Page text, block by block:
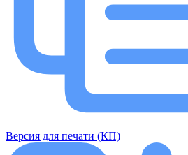
Версия для печати (КП)